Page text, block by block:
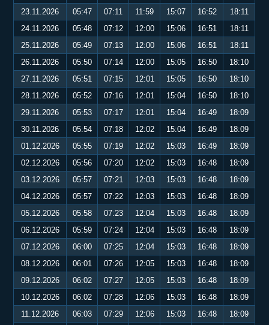
23.11.2026
05:47 07:11 11:59 15:07 16:52
18:11
24.11.2026
05:48 07:12 12:00 15:06 16:51
18:11
25.11.2026
05:49 07:13 12:00 15:06 16:51
18:11
26.11.2026
05:50 07:14 12:00 15:05 16:50
18:10
27.11.2026
05:51 07:15 12:01 15:05 16:50
18:10
28.11.2026
05:52 07:16 12:01 15:04 16:50
18:10
29.11.2026
05:53 07:17 12:01 15:04 16:49
18:09
30.11.2026
05:54 07:18 12:02 15:04 16:49
18:09
01.12.2026
05:55 07:19 12:02 15:03 16:49
18:09
02.12.2026
05:56 07:20 12:02 15:03 16:48
18:09
03.12.2026
05:57 07:21 12:03 15:03 16:48
18:09
04.12.2026
05:57 07:22 12:03 15:03 16:48
18:09
05.12.2026
05:58 07:23 12:04 15:03 16:48
18:09
06.12.2026
05:59 07:24 12:04 15:03 16:48
18:09
07.12.2026
06:00 07:25 12:04 15:03 16:48
18:09
08.12.2026
06:01 07:26 12:05 15:03 16:48
18:09
09.12.2026
06:02 07:27 12:05 15:03 16:48
18:09
10.12.2026
06:02 07:28 12:06 15:03 16:48
18:09
11.12.2026
06:03 07:29 12:06 15:03 16:48
18:09